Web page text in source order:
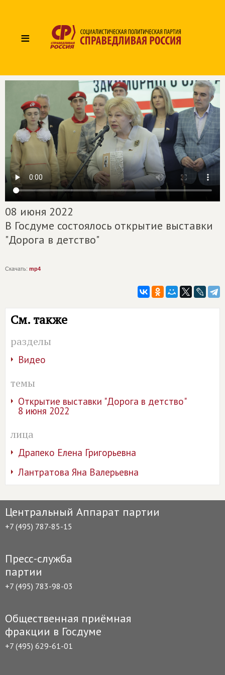
≡
08 июня 2022
В Госдуме состоялось открытие выставки
"Дорога в детство"
Скачать: mp4
См. также
разделы
Видео
темы
Открытие выставки "Дорога в детство"
8 июня 2022
лица
Драпеко Елена Григорьевна
Лантратова Яна Валерьевна
Центральный Аппарат партии
+7 (495) 787-85-15
Пресс-служба
партии
+7 (495) 783-98-03
Общественная приёмная
фракции в Госдуме
+7 (495) 629-61-01